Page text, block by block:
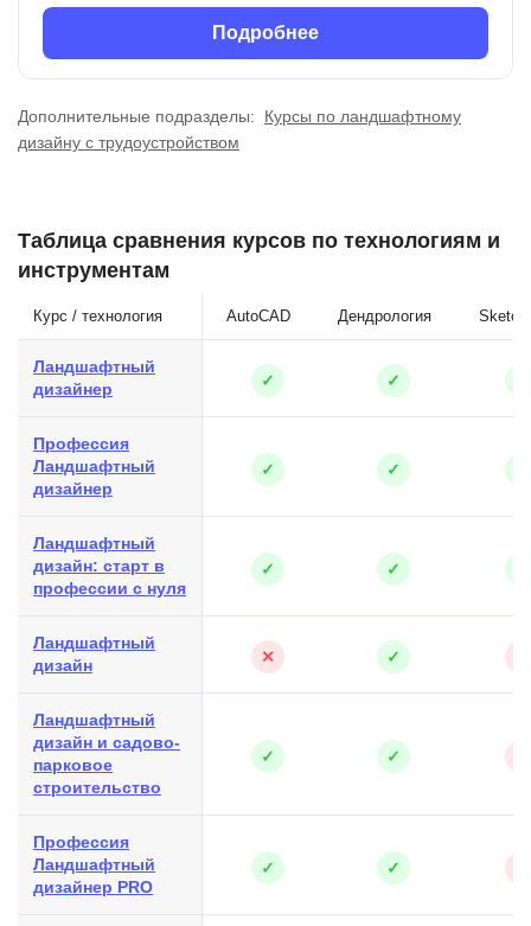
Подробнее
Дополнительные подразделы:
Курсы по ландшафтному
дизайну с трудоустройством
Таблица сравнения курсов по технологиям и
инструментам
Курс / технология AutoCAD Дендрология
Ландшафтный
дизайнер
✓ ✓
Профессия
Ландшафтный
дизайнер
✓ ✓
Ландшафтный
дизайн: старт в
профессии с нуля
✓ ✓
Ландшафтный
дизайн
✕ ✓
Ландшафтный
дизайн и садово-
парковое
строительство
✓ ✓
Профессия
Ландшафтный
дизайнер PRO
✓ ✓